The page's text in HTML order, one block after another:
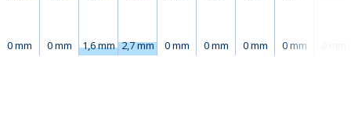
0 mm 0 mm 1,6 mm 2,7 mm 0 mm 0 mm 0 mm 0 mm